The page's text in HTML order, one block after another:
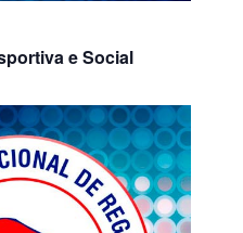
e Social